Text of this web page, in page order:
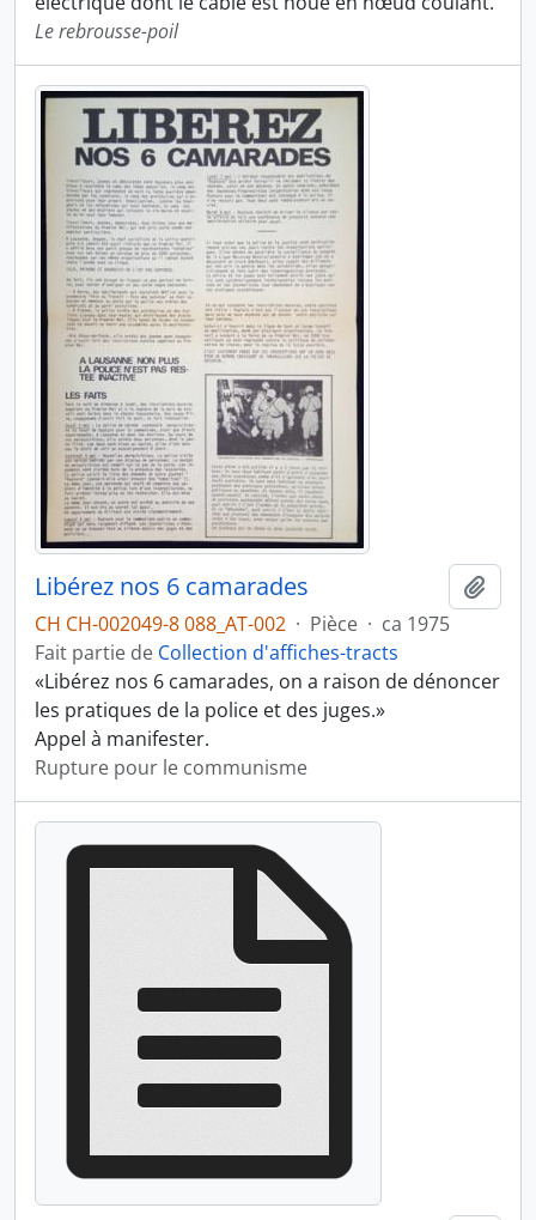
Le rebrousse-poil
Libérez nos 6 camarades
CH CH-002049-8 088_AT-002 · Pièce · ca 1975
Fait partie de Collection d'affiches-tracts
«Libérez nos 6 camarades, on a raison de dénoncer
les pratiques de la police et des juges.»
Appel à manifester.
Rupture pour le communisme